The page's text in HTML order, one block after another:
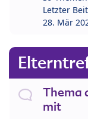
Letzter
28. Mär
Thema
mit